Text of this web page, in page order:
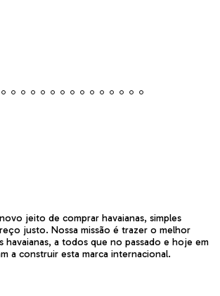
jeito de comprar havaianas, simples
justo. Nossa missão é trazer o melhor
havaianas, a todos que no passado e hoje em
a construir esta marca internacional.